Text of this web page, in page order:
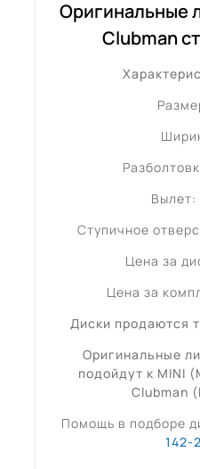
Оригинальные
Clubman
Вылет:
Ступичное
Цена за
Цена за
Диски продаются
Оригинальные
подойдут к MINI
Clubman
Помощь в подборе
142-